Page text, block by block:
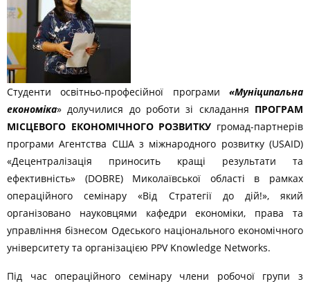
Студенти освітньо-професійної програми «Муніципальна
економіка» долучилися до роботи зі складання ПРОГРАМ
МІСЦЕВОГО ЕКОНОМІЧНОГО РОЗВИТКУ громад-партнерів
програми Агентства США з міжнародного розвитку (USAID)
«Децентралізація приносить кращі результати та
ефективність» (DOBRE) Миколаївської області в рамках
операційного семінару «Від Стратегії до дій!», який
організовано науковцями кафедри економіки, права та
управління бізнесом Одеського національного економічного
університету та організацією PPV Knowledge Networks.
Під час операційного семінару члени робочої групи з